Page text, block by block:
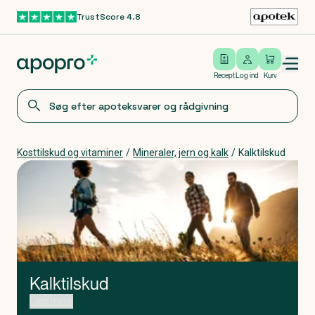
Gå til hovedindholdTrustScore 4.8
Recept
Log ind
Log ind Kurv
Open/close menu
Kosttilskud og vitaminer / Mineraler, jern og kalk / Kalktilskud
Kalktilskud